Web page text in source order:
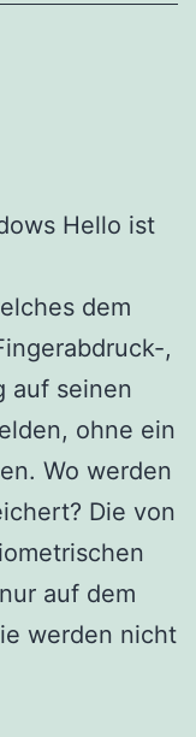
Hello ist
dem
,
auf seinen
ohne ein
Wo werden
Die von
auf dem
werden nicht